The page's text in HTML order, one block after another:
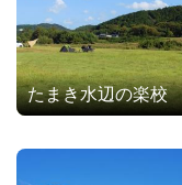
たまき水辺の楽校